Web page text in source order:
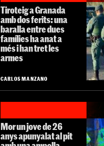
Tiroteig a Granada
amb dos ferits: una
baralla entre dues
famílies ha anat a
més i han tret les
armes
CARLOS MANZANO
Mor un jove de 26
anys apunyalat al pit